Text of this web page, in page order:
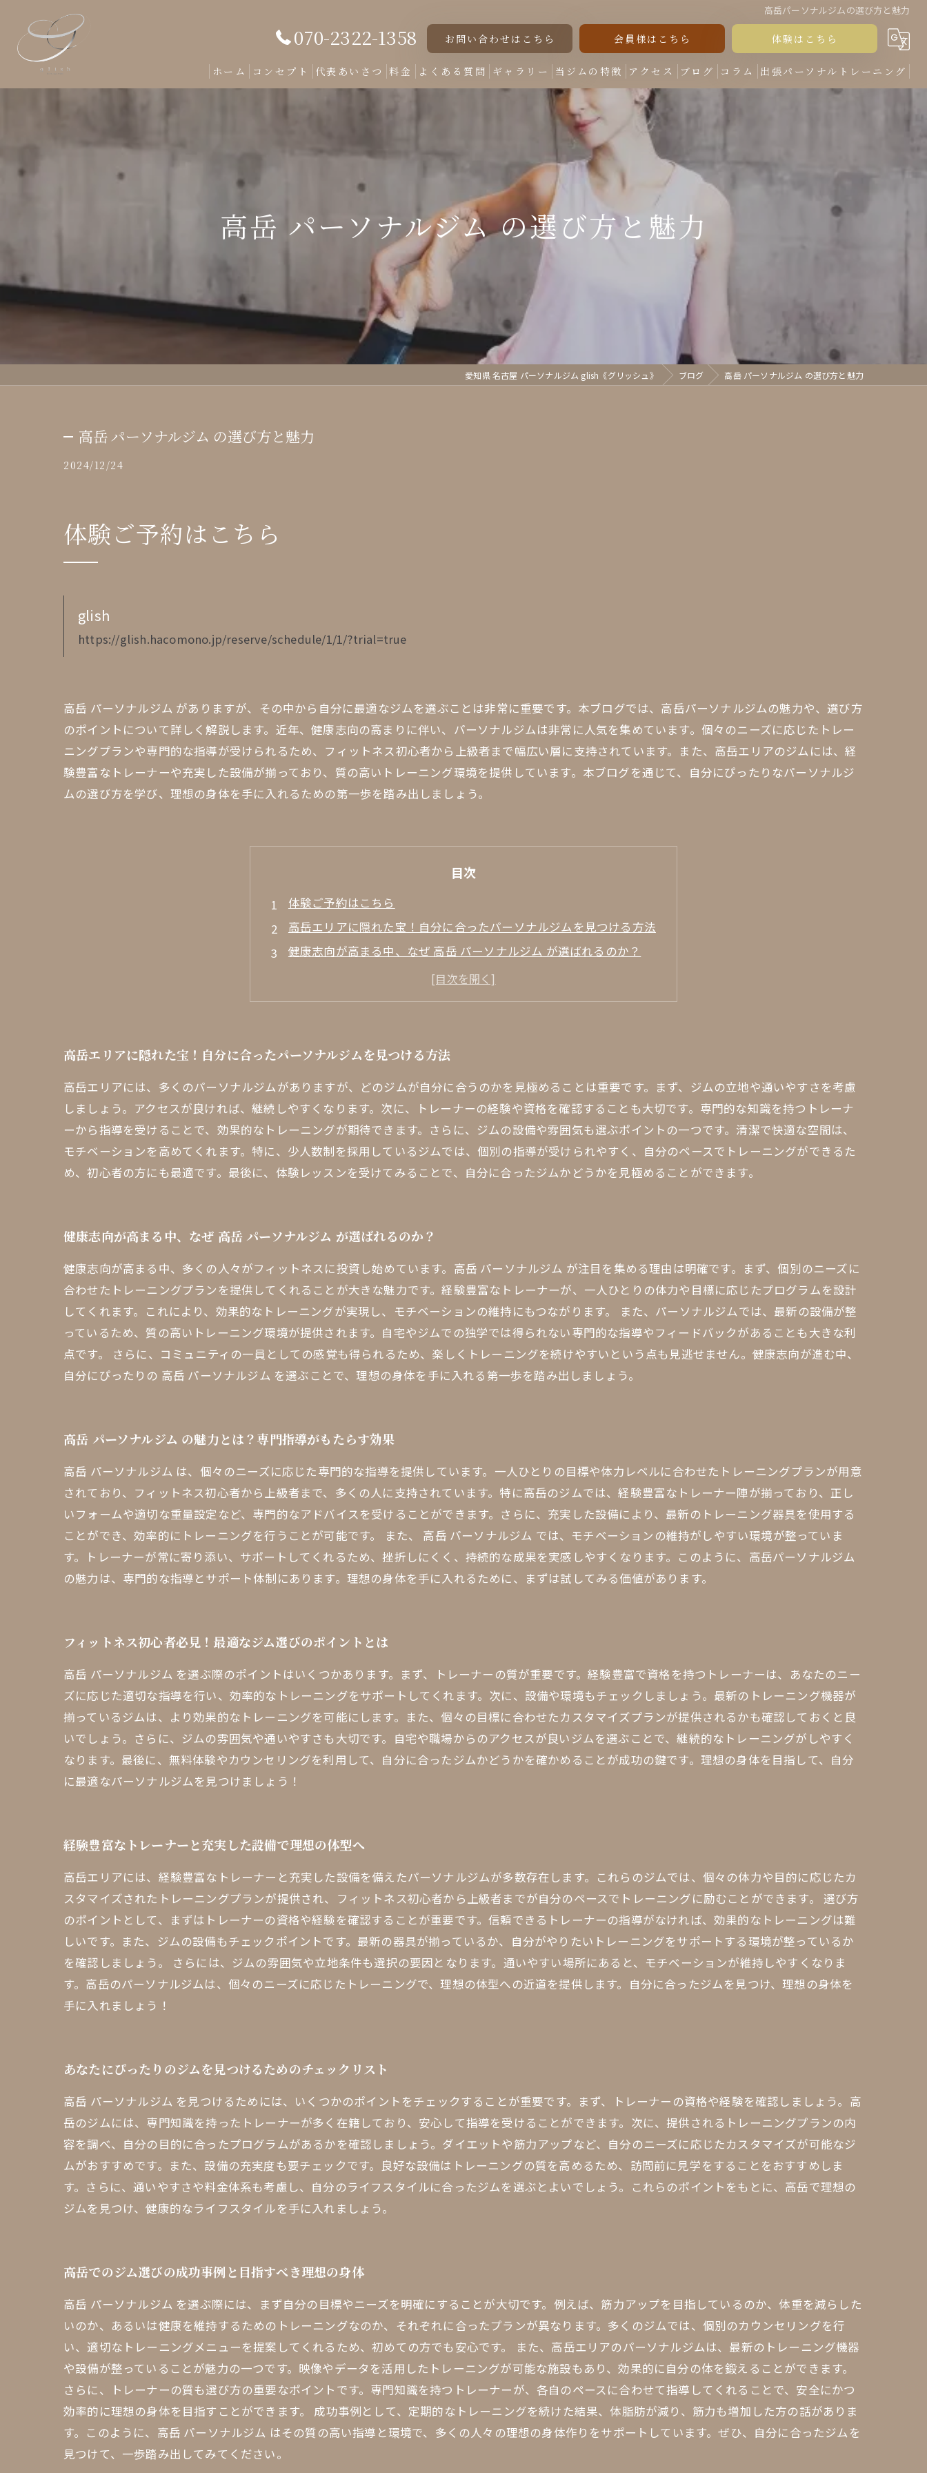
高岳パーソナルジムの選び方と魅力
070-2322-1358 お問い合わせはこちら 会員様はこちら 体験はこちら
ホーム コンセプト 代表あいさつ 料金 よくある質問 ギャラリー 当ジムの特徴
女性専用
美脚
くびれ
アクセス ブログ コラム 出張パーソナルトレーニング
高岳 パーソナルジム の選び方と魅力
愛知県 名古屋 パーソナルジム glish《グリッシュ》 ブログ 高岳 パーソナルジム の選び方と魅力
高岳 パーソナルジム の選び方と魅力
2024/12/24
体験ご予約はこちら
glish
https://glish.hacomono.jp/reserve/schedule/1/1/?trial=true
高岳 パーソナルジム がありますが、その中から自分に最適なジムを選ぶことは非常に重要です。本ブログでは、高岳パーソナルジムの魅力や、選び方
のポイントについて詳しく解説します。近年、健康志向の高まりに伴い、パーソナルジムは非常に人気を集めています。個々のニーズに応じたトレー
ニングプランや専門的な指導が受けられるため、フィットネス初心者から上級者まで幅広い層に支持されています。また、高岳エリアのジムには、経
験豊富なトレーナーや充実した設備が揃っており、質の高いトレーニング環境を提供しています。本ブログを通じて、自分にぴったりなパーソナルジ
ムの選び方を学び、理想の身体を手に入れるための第一歩を踏み出しましょう。
目次
体験ご予約はこちら
高岳エリアに隠れた宝！自分に合ったパーソナルジムを見つける方法
健康志向が高まる中、なぜ 高岳 パーソナルジム が選ばれるのか？
高岳 パーソナルジム の魅力とは？専門指導がもたらす効果
フィットネス初心者必見！最適なジム選びのポイントとは
あなたにぴったりのジムを見つけるためのチェックリスト
高岳エリアに隠れた宝！自分に合ったパーソナルジムを見つける方法
高岳エリアには、多くのパーソナルジムがありますが、どのジムが自分に合うのかを見極めることは重要です。まず、ジムの立地や通いやすさを考慮
しましょう。アクセスが良ければ、継続しやすくなります。次に、トレーナーの経験や資格を確認することも大切です。専門的な知識を持つトレーナ
ーから指導を受けることで、効果的なトレーニングが期待できます。さらに、ジムの設備や雰囲気も選ぶポイントの一つです。清潔で快適な空間は、
モチベーションを高めてくれます。特に、少人数制を採用しているジムでは、個別の指導が受けられやすく、自分のペースでトレーニングができるた
め、初心者の方にも最適です。最後に、体験レッスンを受けてみることで、自分に合ったジムかどうかを見極めることができます。
健康志向が高まる中、なぜ 高岳 パーソナルジム が選ばれるのか？
健康志向が高まる中、多くの人々がフィットネスに投資し始めています。高岳 パーソナルジム が注目を集める理由は明確です。まず、個別のニーズに
合わせたトレーニングプランを提供してくれることが大きな魅力です。経験豊富なトレーナーが、一人ひとりの体力や目標に応じたプログラムを設計
してくれます。これにより、効果的なトレーニングが実現し、モチベーションの維持にもつながります。 また、パーソナルジムでは、最新の設備が整
っているため、質の高いトレーニング環境が提供されます。自宅やジムでの独学では得られない専門的な指導やフィードバックがあることも大きな利
点です。 さらに、コミュニティの一員としての感覚も得られるため、楽しくトレーニングを続けやすいという点も見逃せません。健康志向が進む中、
自分にぴったりの 高岳 パーソナルジム を選ぶことで、理想の身体を手に入れる第一歩を踏み出しましょう。
高岳 パーソナルジム の魅力とは？専門指導がもたらす効果
高岳 パーソナルジム は、個々のニーズに応じた専門的な指導を提供しています。一人ひとりの目標や体力レベルに合わせたトレーニングプランが用意
されており、フィットネス初心者から上級者まで、多くの人に支持されています。特に高岳のジムでは、経験豊富なトレーナー陣が揃っており、正し
いフォームや適切な重量設定など、専門的なアドバイスを受けることができます。さらに、充実した設備により、最新のトレーニング器具を使用する
ことができ、効率的にトレーニングを行うことが可能です。 また、 高岳 パーソナルジム では、モチベーションの維持がしやすい環境が整っていま
す。トレーナーが常に寄り添い、サポートしてくれるため、挫折しにくく、持続的な成果を実感しやすくなります。このように、高岳パーソナルジム
の魅力は、専門的な指導とサポート体制にあります。理想の身体を手に入れるために、まずは試してみる価値があります。
フィットネス初心者必見！最適なジム選びのポイントとは
高岳 パーソナルジム を選ぶ際のポイントはいくつかあります。まず、トレーナーの質が重要です。経験豊富で資格を持つトレーナーは、あなたのニー
ズに応じた適切な指導を行い、効率的なトレーニングをサポートしてくれます。次に、設備や環境もチェックしましょう。最新のトレーニング機器が
揃っているジムは、より効果的なトレーニングを可能にします。また、個々の目標に合わせたカスタマイズプランが提供されるかも確認しておくと良
いでしょう。さらに、ジムの雰囲気や通いやすさも大切です。自宅や職場からのアクセスが良いジムを選ぶことで、継続的なトレーニングがしやすく
なります。最後に、無料体験やカウンセリングを利用して、自分に合ったジムかどうかを確かめることが成功の鍵です。理想の身体を目指して、自分
に最適なパーソナルジムを見つけましょう！
経験豊富なトレーナーと充実した設備で理想の体型へ
高岳エリアには、経験豊富なトレーナーと充実した設備を備えたパーソナルジムが多数存在します。これらのジムでは、個々の体力や目的に応じたカ
スタマイズされたトレーニングプランが提供され、フィットネス初心者から上級者までが自分のペースでトレーニングに励むことができます。 選び方
のポイントとして、まずはトレーナーの資格や経験を確認することが重要です。信頼できるトレーナーの指導がなければ、効果的なトレーニングは難
しいです。また、ジムの設備もチェックポイントです。最新の器具が揃っているか、自分がやりたいトレーニングをサポートする環境が整っているか
を確認しましょう。 さらには、ジムの雰囲気や立地条件も選択の要因となります。通いやすい場所にあると、モチベーションが維持しやすくなりま
す。高岳のパーソナルジムは、個々のニーズに応じたトレーニングで、理想の体型への近道を提供します。自分に合ったジムを見つけ、理想の身体を
手に入れましょう！
あなたにぴったりのジムを見つけるためのチェックリスト
高岳 パーソナルジム を見つけるためには、いくつかのポイントをチェックすることが重要です。まず、トレーナーの資格や経験を確認しましょう。高
岳のジムには、専門知識を持ったトレーナーが多く在籍しており、安心して指導を受けることができます。次に、提供されるトレーニングプランの内
容を調べ、自分の目的に合ったプログラムがあるかを確認しましょう。ダイエットや筋力アップなど、自分のニーズに応じたカスタマイズが可能なジ
ムがおすすめです。また、設備の充実度も要チェックです。良好な設備はトレーニングの質を高めるため、訪問前に見学をすることをおすすめしま
す。さらに、通いやすさや料金体系も考慮し、自分のライフスタイルに合ったジムを選ぶとよいでしょう。これらのポイントをもとに、高岳で理想の
ジムを見つけ、健康的なライフスタイルを手に入れましょう。
高岳でのジム選びの成功事例と目指すべき理想の身体
高岳 パーソナルジム を選ぶ際には、まず自分の目標やニーズを明確にすることが大切です。例えば、筋力アップを目指しているのか、体重を減らした
いのか、あるいは健康を維持するためのトレーニングなのか、それぞれに合ったプランが異なります。多くのジムでは、個別のカウンセリングを行
い、適切なトレーニングメニューを提案してくれるため、初めての方でも安心です。 また、高岳エリアのパーソナルジムは、最新のトレーニング機器
や設備が整っていることが魅力の一つです。映像やデータを活用したトレーニングが可能な施設もあり、効果的に自分の体を鍛えることができます。
さらに、トレーナーの質も選び方の重要なポイントです。専門知識を持つトレーナーが、各自のペースに合わせて指導してくれることで、安全にかつ
効率的に理想の身体を目指すことができます。 成功事例として、定期的なトレーニングを続けた結果、体脂肪が減り、筋力も増加した方の話がありま
す。このように、高岳 パーソナルジム はその質の高い指導と環境で、多くの人々の理想の身体作りをサポートしています。ぜひ、自分に合ったジムを
見つけて、一歩踏み出してみてください。